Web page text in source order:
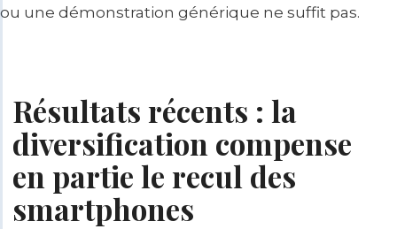
ou une démonstration générique ne suffit pas.
Résultats récents : la
diversification compense
en partie le recul des
smartphones